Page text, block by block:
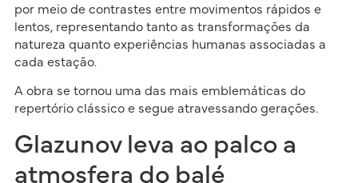
por meio de contrastes entre movimentos rápidos e
lentos, representando tanto as transformações da
natureza quanto experiências humanas associadas a
cada estação.
A obra se tornou uma das mais emblemáticas do
repertório clássico e segue atravessando gerações.
Glazunov leva ao palco a
atmosfera do balé